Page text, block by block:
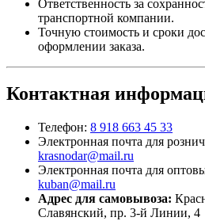
Ответственность за
транспортной компании.
Точную стоимость и сроки
оформлении заказа.
Контактная
Телефон: 8 918 663 45 33
Электронная почта для
krasnodar@mail.ru
Электронная почта для
kuban@mail.ru
Адрес для самовывоза:
Славянский, пр. 3-й Линии, 4